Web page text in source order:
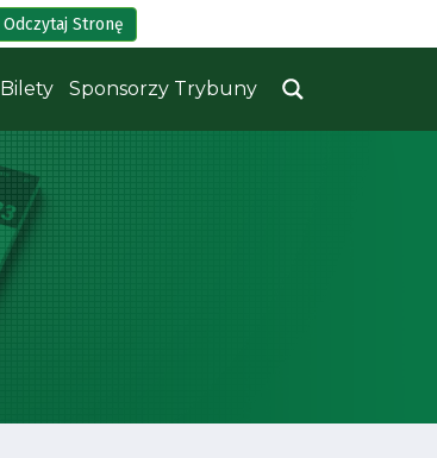
Odczytaj Stronę
Bilety Sponsorzy Trybuny